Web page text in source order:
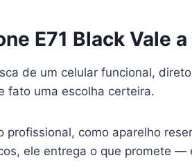
E71 Black Vale a
de um celular funcional,
fato uma escolha certeira.
profissional, como aparelho
ele entrega o que promete —